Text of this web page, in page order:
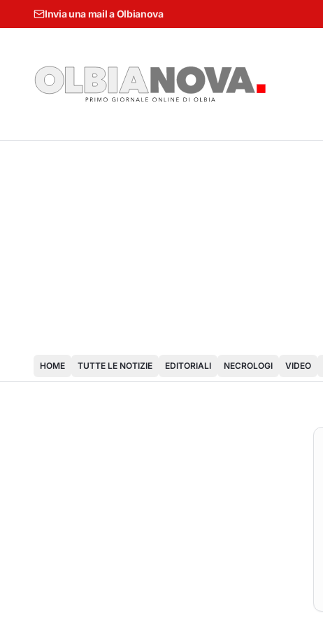
Invia una mail a Olbianova
HOME TUTTE LE NOTIZIE EDITORIALI NECROLOGI VIDEO